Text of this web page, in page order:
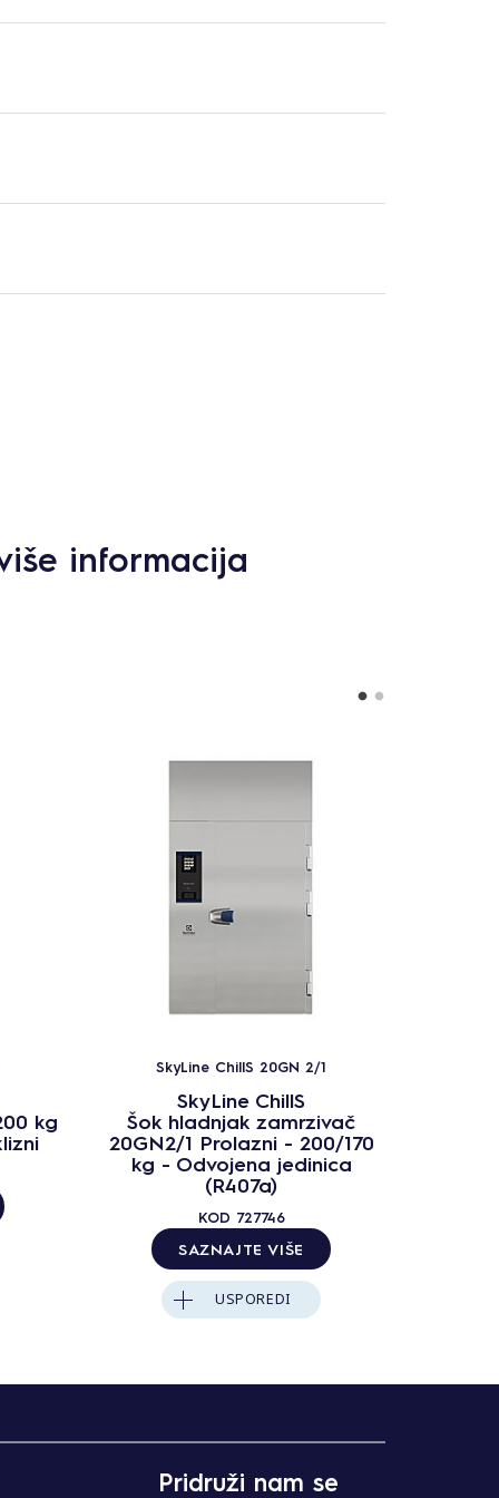
informacija
kg
SkyLine ChillS 20GN 2/1
SkyLine ChillS
Šok hladnjak zamrzivač
20GN2/1 Prolazni - 200/170
kg - Odvojena jedinica
(R407a)
KOD 727746
SAZNAJTE VIŠE
USPOREDI
Pridruži nam se